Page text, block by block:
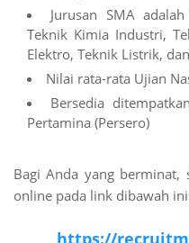
Jurusan SMA
Teknik Kimia Industri,
Elektro, Teknik Listrik,
Nilai rata-rata Ujian
Bersedia
Pertamina (Persero)
Bagi Anda yang berminat,
online pada link dibawah
https://